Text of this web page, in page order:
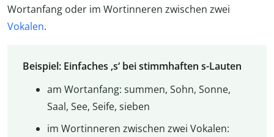
Wortanfang oder im Wortinneren zwischen zwei
Vokalen.
Beispiel: Einfaches ‚s‘ bei stimmhaften s-Lauten
am Wortanfang: summen, Sohn, Sonne,
Saal, See, Seife, sieben
im Wortinneren zwischen zwei Vokalen: